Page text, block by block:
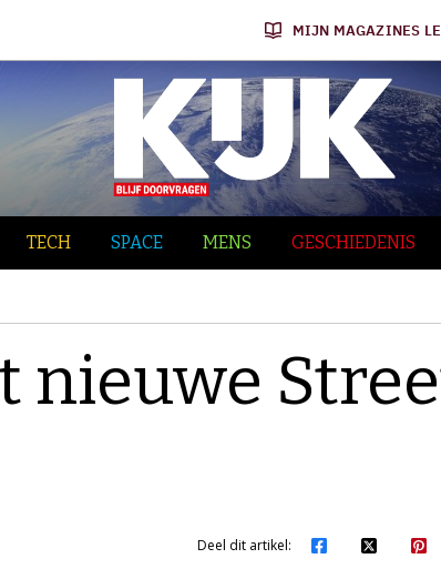
MIJN MAGAZINES
TECH SPACE MENS GESCHIEDENIS
nieuwe
Deel dit artikel: